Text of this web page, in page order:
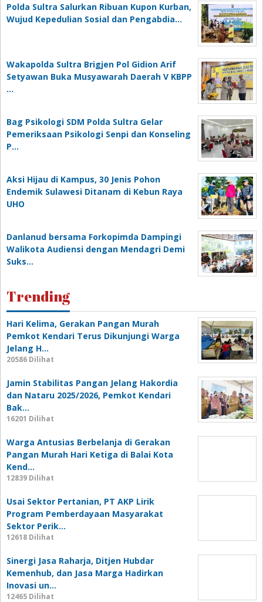
Polda Sultra Salurkan Ribuan Kupon Kurban,
Wujud Kepedulian Sosial dan Pengabdia…
Wakapolda Sultra Brigjen Pol Gidion Arif
Setyawan Buka Musyawarah Daerah V KBPP
…
Bag Psikologi SDM Polda Sultra Gelar
Pemeriksaan Psikologi Senpi dan Konseling
P…
‎Aksi Hijau di Kampus, 30 Jenis Pohon
Endemik Sulawesi Ditanam di Kebun Raya
UHO
Danlanud bersama Forkopimda Dampingi
Walikota Audiensi dengan Mendagri Demi
Suks…
Trending
Hari Kelima, Gerakan Pangan Murah
Pemkot Kendari Terus Dikunjungi Warga
Jelang H…
20586 Dilihat
Jamin Stabilitas Pangan Jelang Hakordia
dan Nataru 2025/2026, Pemkot Kendari
Bak…
16201 Dilihat
Warga Antusias Berbelanja di Gerakan
Pangan Murah Hari Ketiga di Balai Kota
Kend…
12839 Dilihat
Usai Sektor Pertanian, PT AKP Lirik
Program Pemberdayaan Masyarakat
Sektor Perik…
12618 Dilihat
Sinergi Jasa Raharja, Ditjen Hubdar
Kemenhub, dan Jasa Marga Hadirkan
Inovasi un…
12465 Dilihat